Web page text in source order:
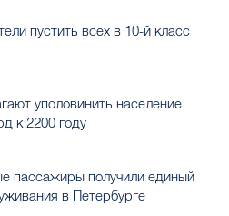
пустить всех в 10-й класс
уполовинить население
к 2200 году
пассажиры получили единый
в Петербурге